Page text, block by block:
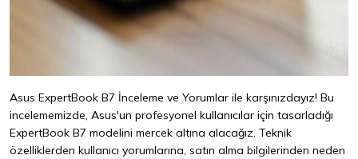
Asus ExpertBook B7 İnceleme ve Yorumlar ile karşınızdayız! Bu
incelememizde, Asus'un profesyonel kullanıcılar için tasarladığı
ExpertBook B7 modelini mercek altına alacağız. Teknik
özelliklerden kullanıcı yorumlarına, satın alma bilgilerinden neden